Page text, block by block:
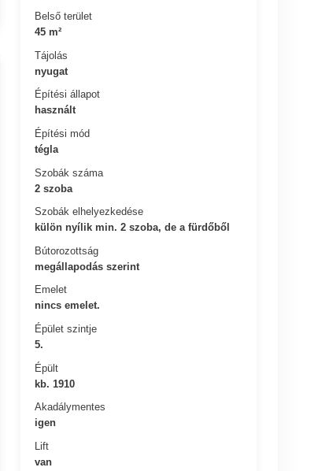
Belső terület
45 m²
Tájolás
nyugat
Építési állapot
használt
Építési mód
tégla
Szobák száma
2 szoba
Szobák elhelyezkedése
külön nyílik min. 2 szoba, de a fürdőből
Bútorozottság
megállapodás szerint
Emelet
nincs emelet.
Épület szintje
5.
Épült
kb. 1910
Akadálymentes
igen
Lift
van